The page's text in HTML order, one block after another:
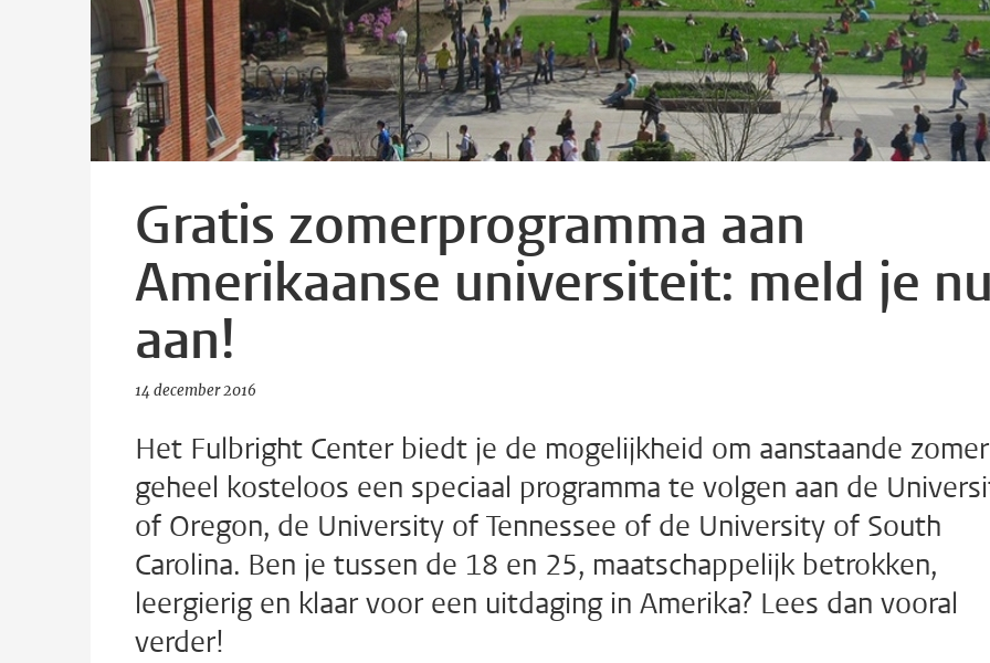
Gratis zomerprogramma aan
Amerikaanse universiteit: meld je nu
aan!
14 december 2016
Het Fulbright Center biedt je de mogelijkheid om aanstaande zomer
geheel kosteloos een speciaal programma te volgen aan de
of Oregon, de University of Tennessee of de University of South
Carolina. Ben je tussen de 18 en 25, maatschappelijk betrokken,
leergierig en klaar voor een uitdaging in Amerika? Lees dan vooral
verder!